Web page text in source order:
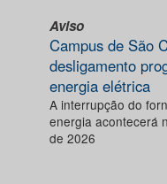
Aviso
Campus de São
desligamento
energia elétrica
A interrupção do
energia acontecerá
de 2026